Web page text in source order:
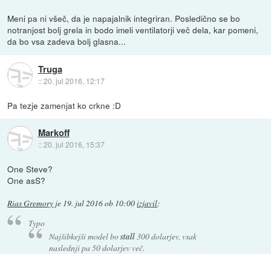
Meni pa ni všeč, da je napajalnik integriran. Posledično se bo
notranjost bolj grela in bodo imeli ventilatorji več dela, kar pomeni,
da bo vsa zadeva bolj glasna...
Truga
::20. jul 2016, 12:17
Pa tezje zamenjat ko crkne :D
Markoff
::20. jul 2016, 15:37
One Steve?
One asS?
Rias Gremory je 19. jul 2016 ob 10:00izjavil:
Typo
Najšibkejši model bostall300 dolarjev, vsak
naslednji pa 50 dolarjev več.